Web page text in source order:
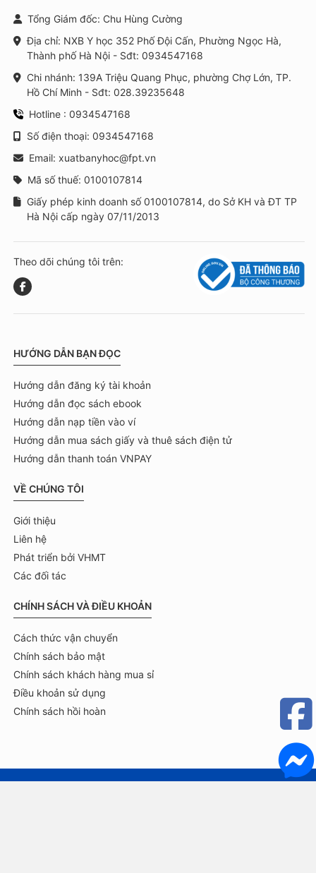
Tổng Giám đốc: Chu Hùng Cường
Địa chỉ: NXB Y học 352 Phố Đội Cấn, Phường Ngọc Hà,
Thành phố Hà Nội - Sđt: 0934547168
Chi nhánh: 139A Triệu Quang Phục, phường Chợ Lớn, TP.
Hồ Chí Minh - Sđt: 028.39235648
Hotline : 0934547168
Số điện thoại: 0934547168
Email: xuatbanyhoc@fpt.vn
Mã số thuế: 0100107814
Giấy phép kinh doanh số 0100107814, do Sở KH và ĐT TP
Hà Nội cấp ngày 07/11/2013
Theo dõi chúng tôi trên:
HƯỚNG DẪN BẠN ĐỌC
Hướng dẫn đăng ký tài khoản
Hướng dẫn đọc sách ebook
Hướng dẫn nạp tiền vào ví
Hướng dẫn mua sách giấy và thuê sách điện tử
Hướng dẫn thanh toán VNPAY
VỀ CHÚNG TÔI
Giới thiệu
Liên hệ
Phát triển bởi VHMT
Các đối tác
CHÍNH SÁCH VÀ ĐIỀU KHOẢN
Cách thức vận chuyển
Chính sách bảo mật
Chính sách khách hàng mua sỉ
Điều khoản sử dụng
Chính sách hồi hoàn